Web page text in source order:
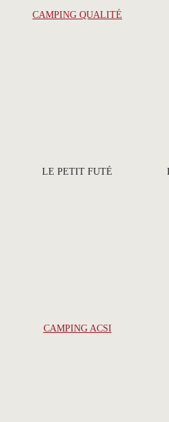
CAMPING QUALITÉ
LE PETIT FUTÉ
CAMPING ACSI